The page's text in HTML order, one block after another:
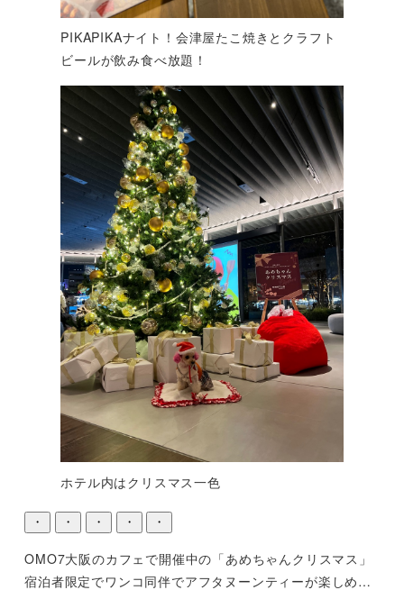
PIKAPIKAナイト！会津屋たこ焼きとクラフト
ビールが飲み食べ放題！
ホテル内はクリスマス一色
・ ・ ・ ・ ・
OMO7大阪のカフェで開催中の「あめちゃんクリスマス」
宿泊者限定でワンコ同伴でアフタヌーンティーが楽しめま